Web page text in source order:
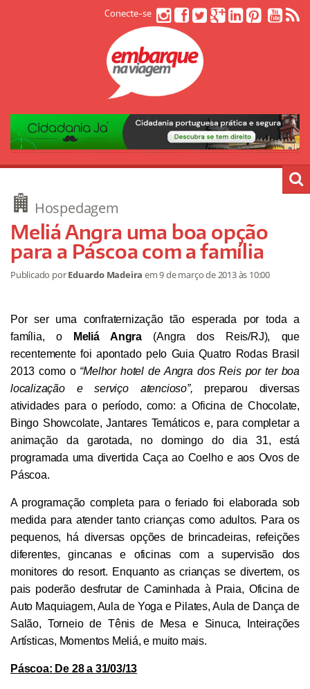
Conecte-se
Hospedagem
Meliá Angra uma boa opção
para a Páscoa com a família
Publicado porEduardo Madeira em9 de março de 2013às 10:00
Por ser uma confraternização tão esperada por toda a
família, o
Meliá Angra (Angra dos Reis/RJ), que
recentemente foi apontado pelo Guia Quatro Rodas Brasil
2013 como o “Melhor hotel de Angra dos Reis por ter boa
localização e serviço atencioso”, preparou diversas
atividades para o período, como: a Oficina de Chocolate,
Bingo Showcolate, Jantares Temáticos e, para completar a
animação da garotada, no domingo do dia 31, está
programada uma divertida Caça ao Coelho e aos Ovos de
Páscoa.
A programação completa para o feriado foi elaborada sob
medida para atender tanto crianças como adultos. Para os
pequenos, há diversas opções de brincadeiras, refeições
diferentes, gincanas e oficinas com a supervisão dos
monitores do resort. Enquanto as crianças se divertem, os
pais poderão desfrutar de Caminhada à Praia, Oficina de
Auto Maquiagem, Aula de Yoga e Pilates, Aula de Dança de
Salão, Torneio de Tênis de Mesa e Sinuca, Inteirações
Artísticas, Momentos Meliá, e muito mais.
Páscoa: De 28 a 31/03/13